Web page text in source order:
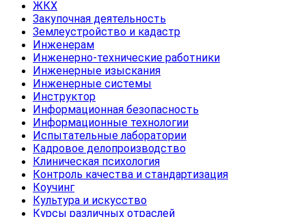
ЖКХ
Закупочная деятельность
Землеустройство и кадастр
Инженерам
Инженерно-технические работники
Инженерные изыскания
Инженерные системы
Инструктор
Информационная безопасность
Информационные технологии
Испытательные лаборатории
Кадровое делопроизводство
Клиническая психология
Контроль качества и стандартизация
Коучинг
Культура и искусство
Курсы различных отраслей